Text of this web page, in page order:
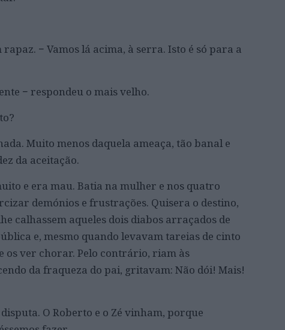
− Vamos lá acima, à serra. Isto é só para a
− respondeu o mais velho.
Muito menos daquela ameaça, tão banal e
da aceitação.
e era mau. Batia na mulher e nos quatro
demónios e frustrações. Quisera o destino,
calhassem aqueles dois diabos arraçados de
e, mesmo quando levavam tareias de cinto
os ver chorar. Pelo contrário, riam às
da fraqueza do pai, gritavam: Não dói! Mais!
O Roberto e o Zé vinham, porque